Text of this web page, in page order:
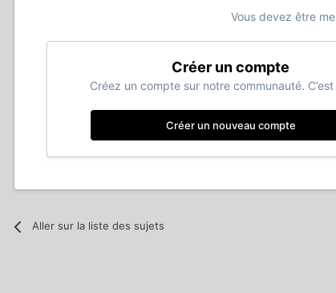
Vous devez être
Créer un compte
Créez un compte sur notre communauté.
Créer un nouveau compte
Aller sur la liste des sujets